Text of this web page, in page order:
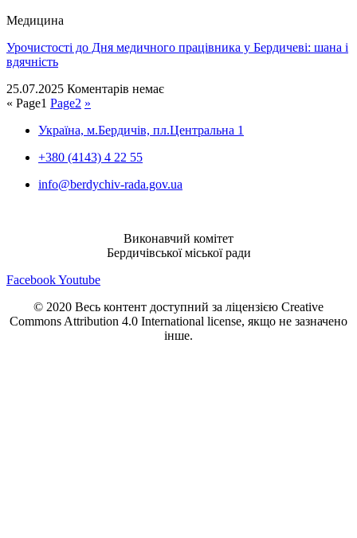
Медицина
Урочистості до Дня медичного працівника у Бердичеві: шана і
вдячність
25.07.2025 Коментарів немає
« Page1 Page2 »
Україна, м.Бердичів, пл.Центральна 1
+380 (4143) 4 22 55
info@berdychiv-rada.gov.ua
Виконавчий комітет
Бердичівської міської ради
FacebookYoutube
© 2020 Весь контент доступний за ліцензією Creative
Commons Attribution 4.0 International license, якщо не зазначено
інше.